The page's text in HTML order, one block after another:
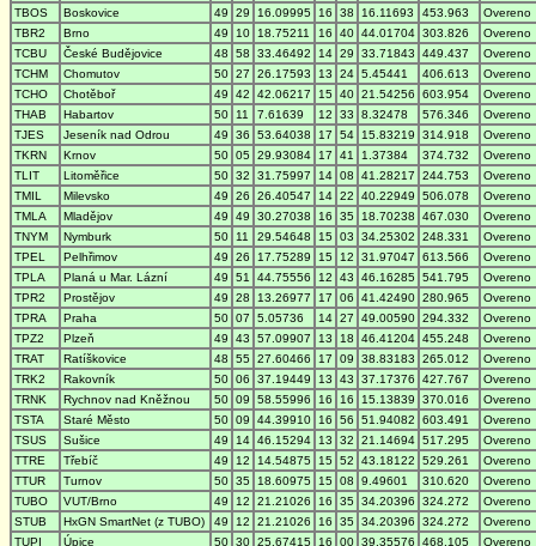
TBOS
Boskovice 49 29 16.09995 16 38 16.11693 453.963
Overeno
TBR2
Brno 49 10 18.75211 16 40 44.01704 303.826
Overeno
TCBU
České Budějovice 48 58 33.46492 14 29 33.71843 449.437
Overeno
TCHM
Chomutov 50 27 26.17593 13 24 5.45441 406.613
Overeno
TCHO
Chotěboř 49 42 42.06217 15 40 21.54256 603.954
Overeno
THAB
Habartov 50 11 7.61639 12 33 8.32478 576.346
Overeno
TJES
Jeseník nad Odrou 49 36 53.64038 17 54 15.83219 314.918
Overeno
TKRN
Krnov 50 05 29.93084 17 41 1.37384 374.732
Overeno
TLIT
Litoměřice 50 32 31.75997 14 08 41.28217 244.753
Overeno
TMIL
Milevsko 49 26 26.40547 14 22 40.22949 506.078
Overeno
TMLA
Mladějov 49 49 30.27038 16 35 18.70238 467.030
Overeno
TNYM
Nymburk 50 11 29.54648 15 03 34.25302 248.331
Overeno
TPEL
Pelhřimov 49 26 17.75289 15 12 31.97047 613.566
Overeno
TPLA
Planá u Mar. Lázní 49 51 44.75556 12 43 46.16285 541.795
Overeno
TPR2
Prostějov 49 28 13.26977 17 06 41.42490 280.965
Overeno
TPRA
Praha 50 07 5.05736 14 27 49.00590 294.332
Overeno
TPZ2
Plzeň 49 43 57.09907 13 18 46.41204 455.248
Overeno
TRAT
Ratíškovice 48 55 27.60466 17 09 38.83183 265.012
Overeno
TRK2
Rakovník 50 06 37.19449 13 43 37.17376 427.767
Overeno
TRNK
Rychnov nad Kněžnou 50 09 58.55996 16 16 15.13839 370.016
Overeno
TSTA
Staré Město 50 09 44.39910 16 56 51.94082 603.491
Overeno
TSUS
Sušice 49 14 46.15294 13 32 21.14694 517.295
Overeno
TTRE
Třebíč 49 12 14.54875 15 52 43.18122 529.261
Overeno
TTUR
Turnov 50 35 18.60975 15 08 9.49601 310.620
Overeno
TUBO
VUT/Brno 49 12 21.21026 16 35 34.20396 324.272
Overeno
STUB
HxGN SmartNet (z TUBO) 49 12 21.21026 16 35 34.20396 324.272
Overeno
TUPI
Úpice 50 30 25.67415 16 00 39.35576 468.105 Overeno